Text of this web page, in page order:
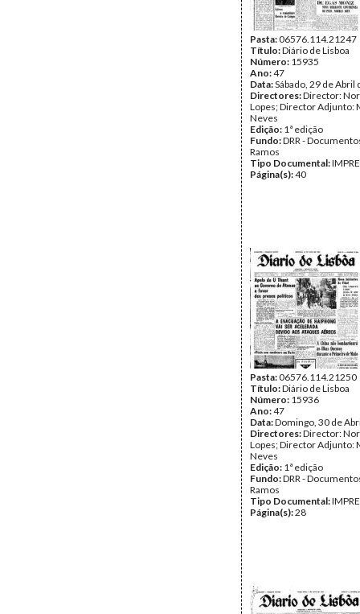
Pasta:06576.114.21247
Título:Diário de Lisboa
Número: 15935
Ano:47
Data:Sábado, 29 de Abril
Directores:Director:
Lopes; Director Adjunto:
Neves
Edição: 1ª edição
Fundo:DRR -
Ramos
Tipo Documental:
Página(s):40
Pasta:06576.114.21250
Título:Diário de Lisboa
Número: 15936
Ano:47
Data:Domingo, 30 de
Directores:Director:
Lopes; Director Adjunto:
Neves
Edição: 1ª edição
Fundo:DRR -
Ramos
Tipo Documental:
Página(s):28